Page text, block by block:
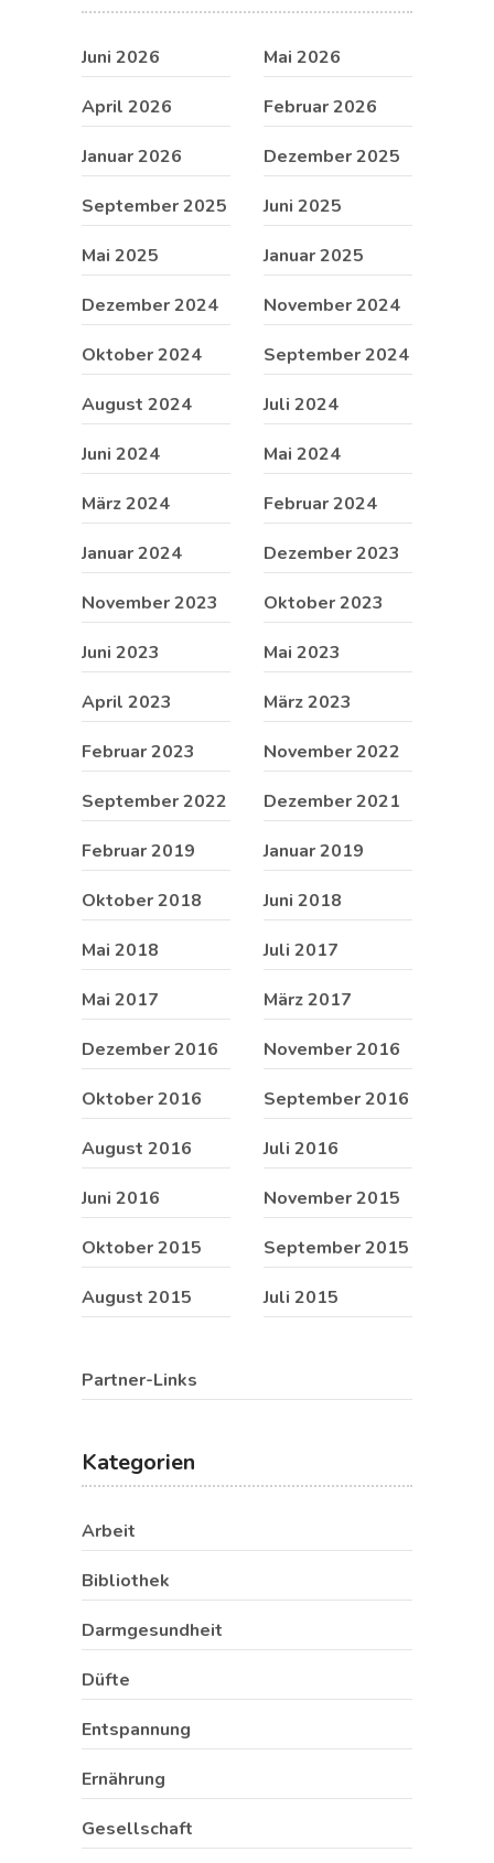
Juni 2026 Mai 2026
April 2026 Februar 2026
Januar 2026 Dezember 2025
September 2025 Juni 2025
Mai 2025 Januar 2025
Dezember 2024 November 2024
Oktober 2024 September 2024
August 2024 Juli 2024
Juni 2024 Mai 2024
März 2024 Februar 2024
Januar 2024 Dezember 2023
November 2023 Oktober 2023
Juni 2023 Mai 2023
April 2023 März 2023
Februar 2023 November 2022
September 2022 Dezember 2021
Februar 2019 Januar 2019
Oktober 2018 Juni 2018
Mai 2018 Juli 2017
Mai 2017 März 2017
Dezember 2016 November 2016
Oktober 2016 September 2016
August 2016 Juli 2016
Juni 2016 November 2015
Oktober 2015 September 2015
August 2015 Juli 2015
Partner-Links
Kategorien
Arbeit
Bibliothek
Darmgesundheit
Düfte
Entspannung
Ernährung
Gesellschaft